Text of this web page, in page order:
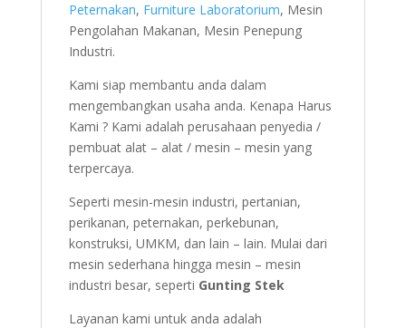
Peternakan, Furniture Laboratorium, Mesin
Pengolahan Makanan, Mesin Penepung
Industri.
Kami siap membantu anda dalam
mengembangkan usaha anda. Kenapa Harus
Kami ? Kami adalah perusahaan penyedia /
pembuat alat – alat / mesin – mesin yang
terpercaya.
Seperti mesin-mesin industri, pertanian,
perikanan, peternakan, perkebunan,
konstruksi, UMKM, dan lain – lain. Mulai dari
mesin sederhana hingga mesin – mesin
industri besar, seperti Gunting Stek
Layanan kami untuk anda adalah